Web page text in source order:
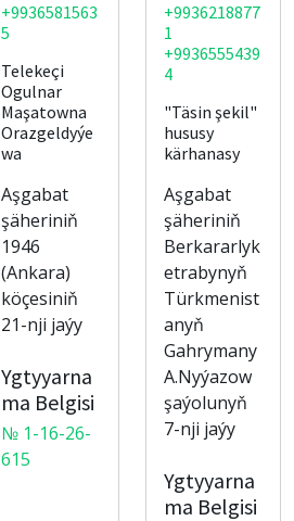
+9936581563
5
Telekeçi
Ogulnar
Maşatowna
Orazgeldyýe
wa
Aşgabat
şäheriniň
1946
(Ankara)
köçesiniň
21-nji jaýy
Ygtyyarna
ma Belgisi
№ 1-16-26-
615
+9936218877
1
+9936555439
4
"Täsin şekil"
hususy
kärhanasy
Aşgabat
şäheriniň
Berkararlyk
etrabynyň
Türkmenist
anyň
Gahrymany
A.Nyýazow
şaýolunyň
7-nji jaýy
Ygtyyarna
ma Belgisi